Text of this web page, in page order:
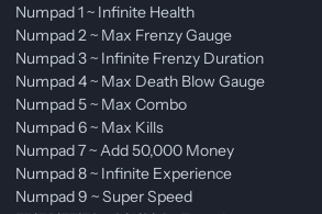
Numpad 1 ~ Infinite Health
Numpad 2 ~ Max Frenzy Gauge
Numpad 3 ~ Infinite Frenzy Duration
Numpad 4 ~ Max Death Blow Gauge
Numpad 5 ~ Max Combo
Numpad 6 ~ Max Kills
Numpad 7 ~ Add 50,000 Money
Numpad 8 ~ Infinite Experience
Numpad 9 ~ Super Speed